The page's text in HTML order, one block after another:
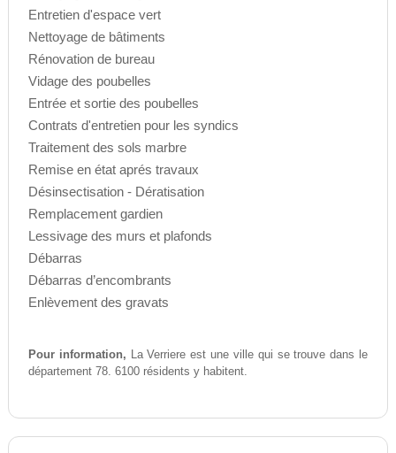
Entretien d'espace vert
Nettoyage de bâtiments
Rénovation de bureau
Vidage des poubelles
Entrée et sortie des poubelles
Contrats d'entretien pour les syndics
Traitement des sols marbre
Remise en état aprés travaux
Désinsectisation - Dératisation
Remplacement gardien
Lessivage des murs et plafonds
Débarras
Débarras d’encombrants
Enlèvement des gravats
Pour information, La Verriere est une ville qui se trouve dans le
département 78. 6100 résidents y habitent.